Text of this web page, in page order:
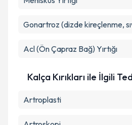
Menisküs Yırtığı
Gonartroz (dizde kireçlenme,
Acl (Ön Çapraz Bağ) Yırtığı
Kalça Kırıkları ile İlgili
Artroplasti